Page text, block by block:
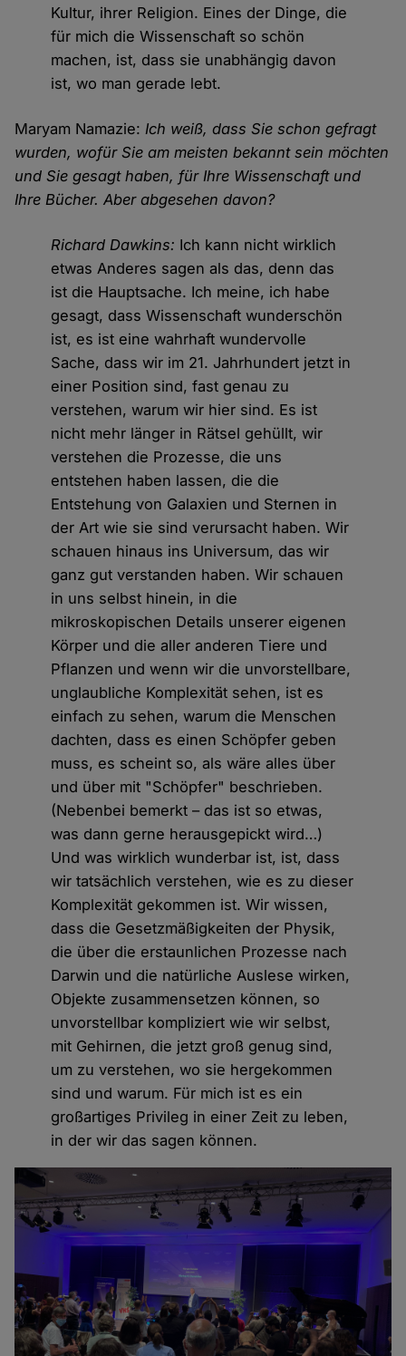
Kultur, ihrer Religion. Eines der Dinge, die
für mich die Wissenschaft so schön
machen, ist, dass sie unabhängig davon
ist, wo man gerade lebt.
Maryam Namazie:Ich weiß, dass Sie schon gefragt
wurden, wofür Sie am meisten bekannt sein möchten
und Sie gesagt haben, für Ihre Wissenschaft und
Ihre Bücher. Aber abgesehen davon?
Richard Dawkins: Ich kann nicht wirklich
etwas Anderes sagen als das, denn das
ist die Hauptsache. Ich meine, ich habe
gesagt, dass Wissenschaft wunderschön
ist, es ist eine wahrhaft wundervolle
Sache, dass wir im 21. Jahrhundert jetzt in
einer Position sind, fast genau zu
verstehen, warum wir hier sind. Es ist
nicht mehr länger in Rätsel gehüllt, wir
verstehen die Prozesse, die uns
entstehen haben lassen, die die
Entstehung von Galaxien und Sternen in
der Art wie sie sind verursacht haben. Wir
schauen hinaus ins Universum, das wir
ganz gut verstanden haben. Wir schauen
in uns selbst hinein, in die
mikroskopischen Details unserer eigenen
Körper und die aller anderen Tiere und
Pflanzen und wenn wir die unvorstellbare,
unglaubliche Komplexität sehen, ist es
einfach zu sehen, warum die Menschen
dachten, dass es einen Schöpfer geben
muss, es scheint so, als wäre alles über
und über mit "Schöpfer" beschrieben.
(Nebenbei bemerkt – das ist so etwas,
was dann gerne herausgepickt wird…)
Und was wirklich wunderbar ist, ist, dass
wir tatsächlich verstehen, wie es zu dieser
Komplexität gekommen ist. Wir wissen,
dass die Gesetzmäßigkeiten der Physik,
die über die erstaunlichen Prozesse nach
Darwin und die natürliche Auslese wirken,
Objekte zusammensetzen können, so
unvorstellbar kompliziert wie wir selbst,
mit Gehirnen, die jetzt groß genug sind,
um zu verstehen, wo sie hergekommen
sind und warum. Für mich ist es ein
großartiges Privileg in einer Zeit zu leben,
in der wir das sagen können.